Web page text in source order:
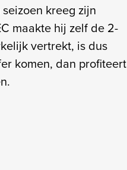
kreeg zijn
maakte hij zelf de 2-
vertrekt, is dus
komen, dan profiteert